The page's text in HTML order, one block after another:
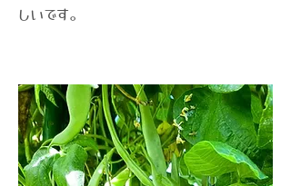
しいです。